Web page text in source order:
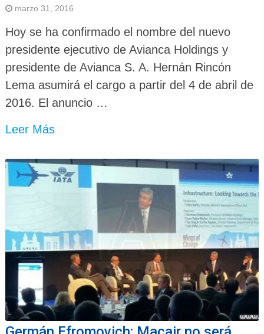
marzo 31, 2016
Hoy se ha confirmado el nombre del nuevo
presidente ejecutivo de Avianca Holdings y
presidente de Avianca S. A. Hernán Rincón
Lema asumirá el cargo a partir del 4 de abril de
2016. El anuncio …
Leer Más